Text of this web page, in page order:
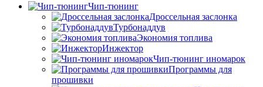
Чип-тюнинг
Дроссельная заслонка
Турбонаддув
Экономия топлива
Инжектор
Чип-тюнинг иномарок
Программы для
прошивки